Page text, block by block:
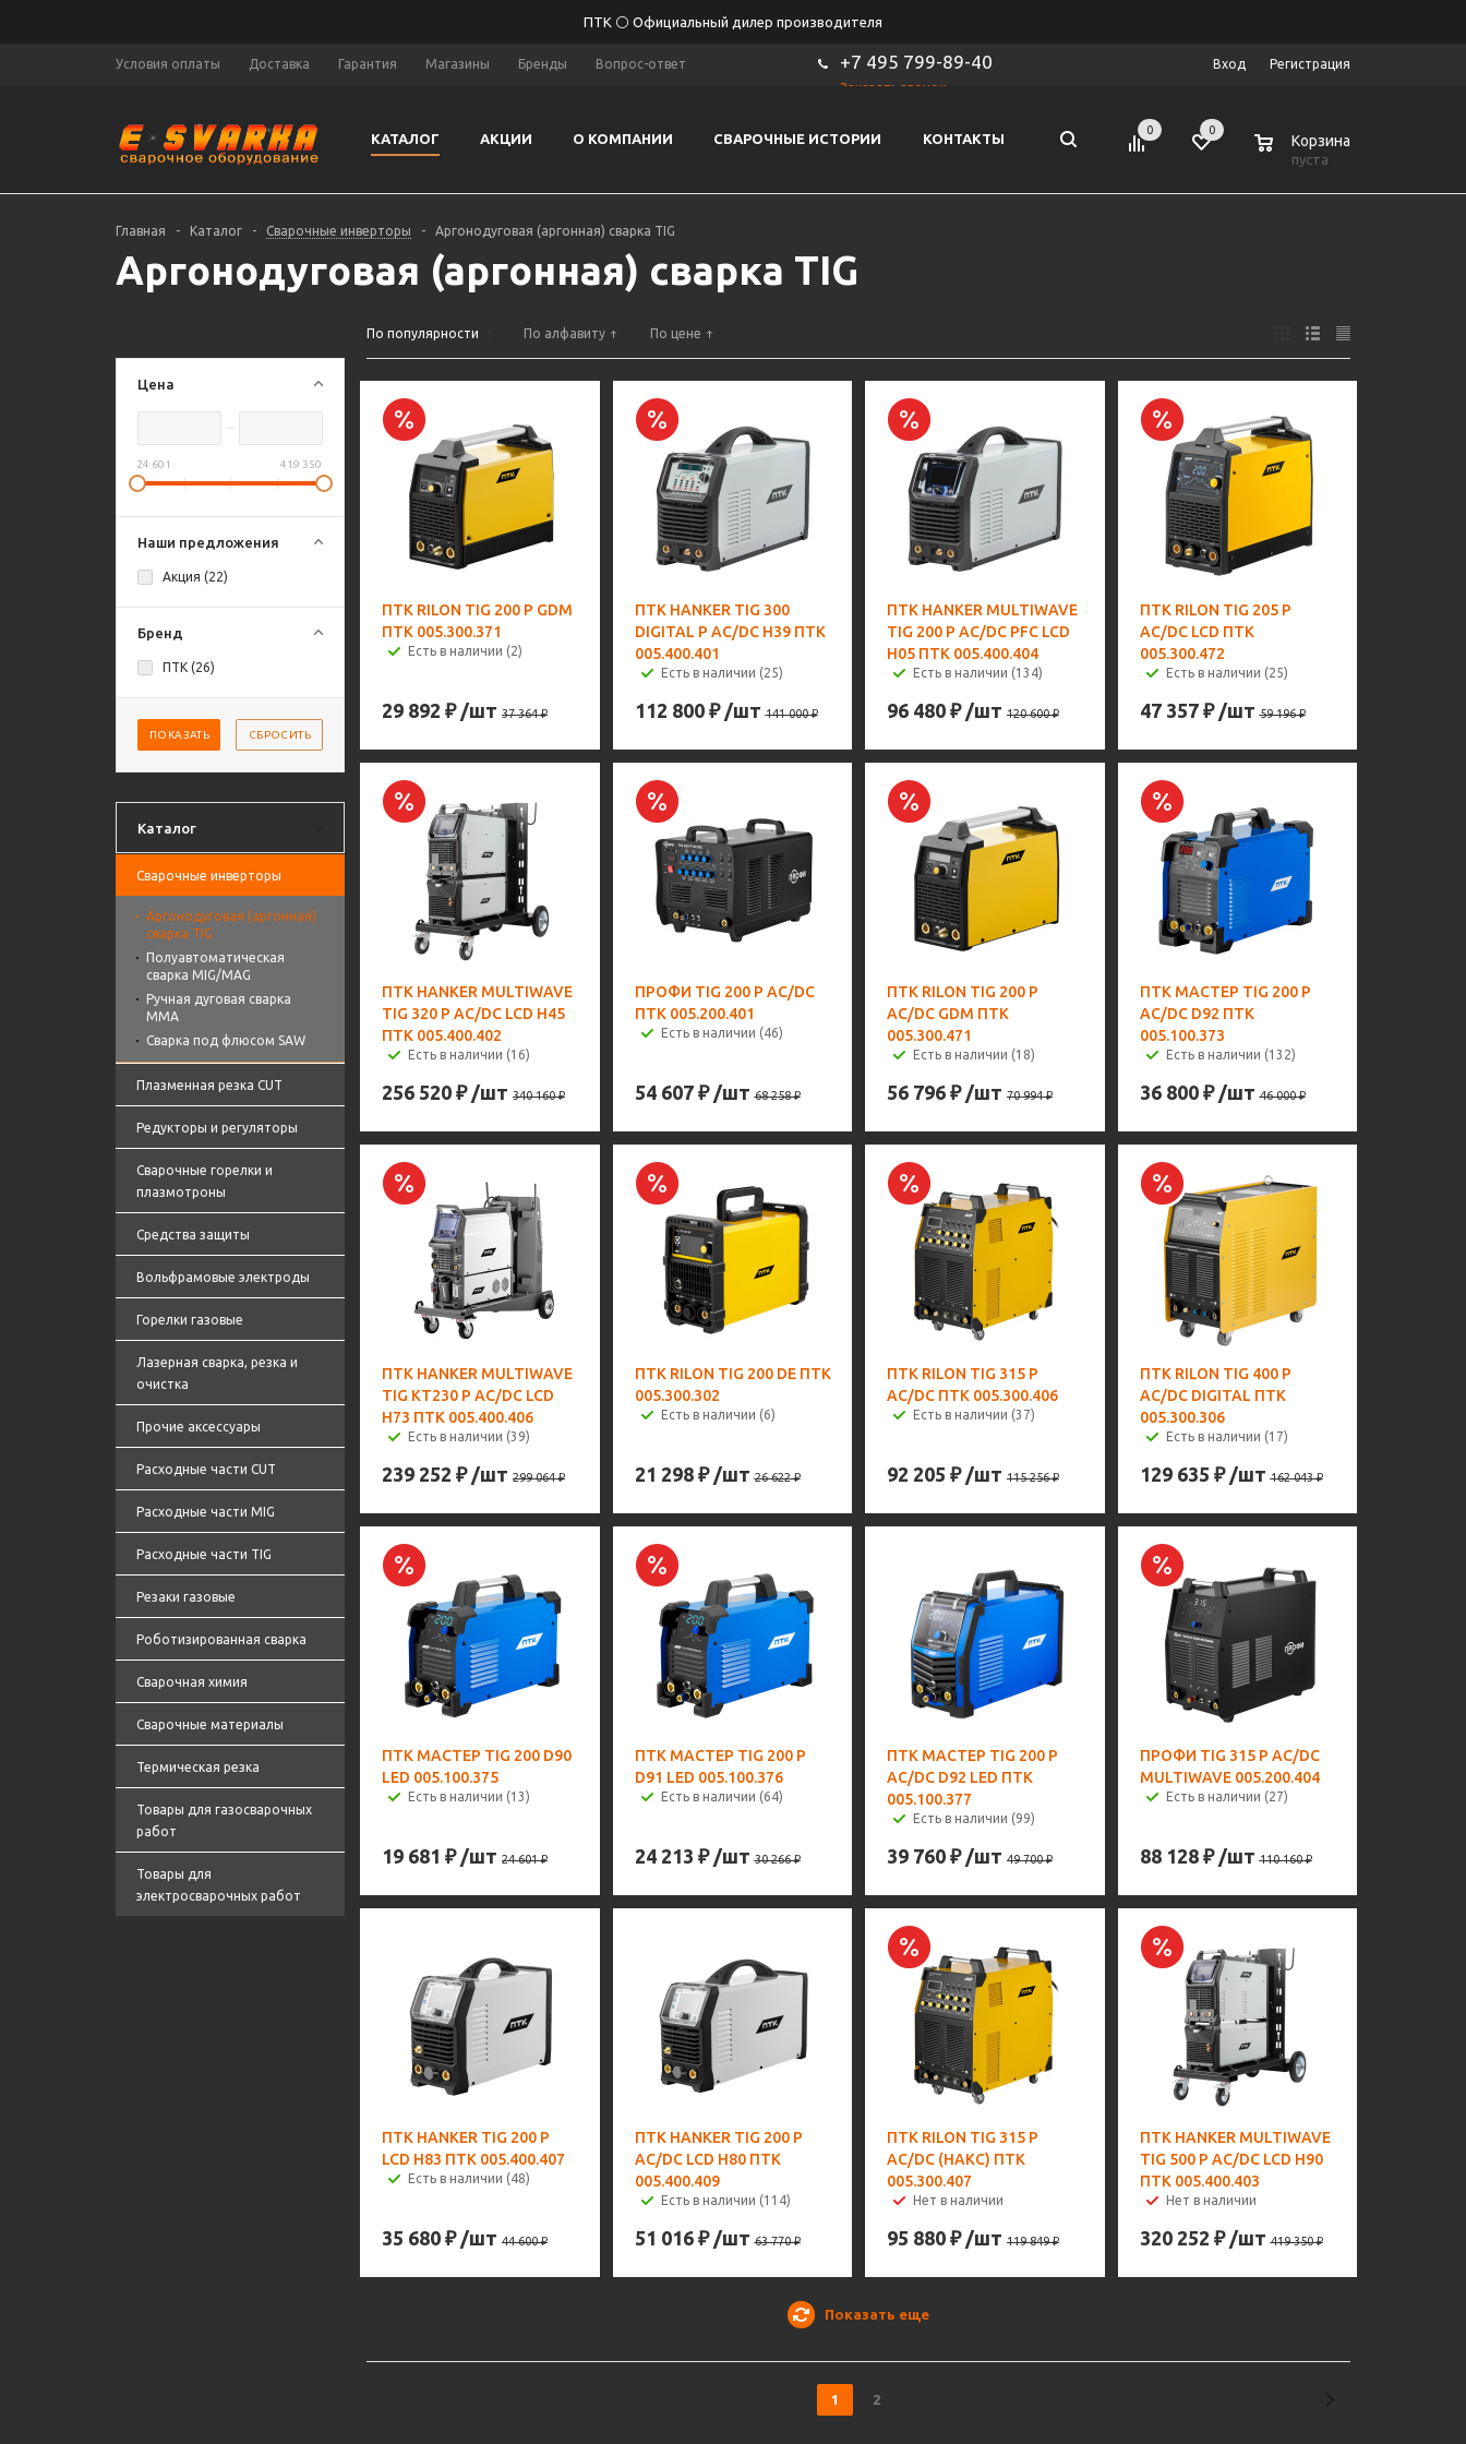
ПТК ⚪ Официальный дилер производителя
Условия оплаты Доставка Гарантия Магазины Бренды Вопрос-ответ +7 495 799-89-40
Заказать звонок
Вход Регистрация
КАТАЛОГ АКЦИИ О КОМПАНИИ СВАРОЧНЫЕ ИСТОРИИ КОНТАКТЫ
0 0
Корзина
пуста
Главная - Каталог - Сварочные инверторы - Аргонодуговая (аргонная) сварка TIG
Аргонодуговая (аргонная) сварка TIG
Цена
24 601 419 350
Наши предложения
Акция (22)
Бренд
ПТК (26)
ПОКАЗАТЬ СБРОСИТЬ
Каталог
Сварочные инверторы
Аргонодуговая (аргонная)
сварка TIG
Полуавтоматическая
сварка MIG/MAG
Ручная дуговая сварка
MMA
Сварка под флюсом SAW
Плазменная резка CUT
Редукторы и регуляторы
Сварочные горелки и
плазмотроны
Средства защиты
Вольфрамовые электроды
Горелки газовые
Лазерная сварка, резка и
очистка
Прочие аксессуары
Расходные части CUT
Расходные части MIG
Расходные части TIG
Резаки газовые
Роботизированная сварка
Сварочная химия
Сварочные материалы
Термическая резка
Товары для газосварочных
работ
Товары для
электросварочных работ
По популярности По алфавиту По цене
ПТК RILON TIG 200 P GDM
ПТК 005.300.371
Есть в наличии (2)
29 892 ₽ /шт 37 364₽
ПТК HANKER TIG 300
DIGITAL P AC/DC H39 ПТК
005.400.401
Есть в наличии (25)
112 800₽ /шт 141 000₽
ПТК HANKER MULTIWAVE
TIG 200 P AC/DC PFC LCD
H05 ПТК 005.400.404
Есть в наличии (134)
96 480 ₽ /шт 120 600₽
ПТК RILON TIG 205 P
AC/DC LCD ПТК
005.300.472
Есть в наличии (25)
47 357₽ /шт 59 196₽
ПТК HANKER MULTIWAVE
TIG 320 P AC/DC LCD H45
ПТК 005.400.402
Есть в наличии (16)
256 520 ₽ /шт 340 160₽
ПРОФИ TIG 200 P AC/DC
ПТК 005.200.401
Есть в наличии (46)
54 607₽ /шт 68 258₽
ПТК RILON TIG 200 P
AC/DC GDM ПТК
005.300.471
Есть в наличии (18)
56 796 ₽ /шт 70 994₽
ПТК МАСТЕР TIG 200 P
AC/DC D92 ПТК
005.100.373
Есть в наличии (132)
36 800₽ /шт 46 000₽
ПТК HANKER MULTIWAVE
TIG KT230 P AC/DC LCD
H73 ПТК 005.400.406
Есть в наличии (39)
239 252 ₽ /шт 299 064₽
ПТК RILON TIG 200 DE ПТК
005.300.302
Есть в наличии (6)
21 298₽ /шт 26 622₽
ПТК RILON TIG 315 P
AC/DC ПТК 005.300.406
Есть в наличии (37)
92 205 ₽ /шт 115 256₽
ПТК RILON TIG 400 P
AC/DC DIGITAL ПТК
005.300.306
Есть в наличии (17)
129 635 ₽ /шт 162 043₽
ПТК МАСТЕР TIG 200 D90
LED 005.100.375
Есть в наличии (13)
19 681 ₽ /шт 24 601₽
ПТК МАСТЕР TIG 200 P
D91 LED 005.100.376
Есть в наличии (64)
24 213 ₽ /шт 30 266₽
ПТК МАСТЕР TIG 200 P
AC/DC D92 LED ПТК
005.100.377
Есть в наличии (99)
39 760 ₽ /шт 49 700₽
ПРОФИ TIG 315 P AC/DC
MULTIWAVE 005.200.404
Есть в наличии (27)
88 128₽ /шт 110 160₽
ПТК HANKER TIG 200 P
LCD H83 ПТК 005.400.407
Есть в наличии (48)
35 680 ₽ /шт 44 600₽
ПТК HANKER TIG 200 P
AC/DC LCD H80 ПТК
005.400.409
Есть в наличии (114)
51 016₽ /шт 63 770₽
ПТК RILON TIG 315 P
AC/DC (НАКС) ПТК
005.300.407
Нет в наличии
95 880 ₽ /шт 119 849₽
ПТК HANKER MULTIWAVE
TIG 500 P AC/DC LCD H90
ПТК 005.400.403
Нет в наличии
320 252 ₽ /шт 419 350₽
Показать еще
1 2